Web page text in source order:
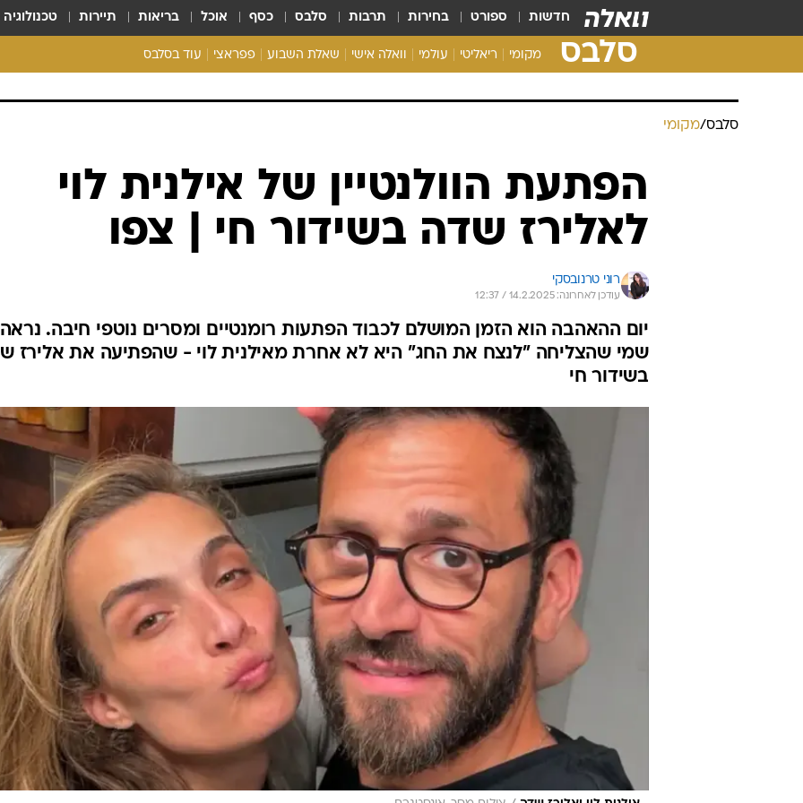
חדשות ספורט בחירות תרבות סלבס כסף אוכל בריאות תיירות טכנולוגיה
סלבס מקומי ריאליטי עולמי וואלה אישי שאלת השבוע פפראצי עוד בסלבס
כל הכתבות
רכלו לנו
הפתעת הוולנטיין של אילנית לוי
לאלירז שדה בשידור חי | צפו
רוני טרנובסקי
עודכן לאחרונה: 14.2.2025 / 12:37
יום ההאהבה הוא הזמן המושלם לכבוד הפתעות רומנטיים ומסרים נוטפי חיבה. נראה
שמי שהצליחה "לנצח את החג" היא לא אחרת מאילנית לוי - שהפתיעה את אלירז
בשידור חי